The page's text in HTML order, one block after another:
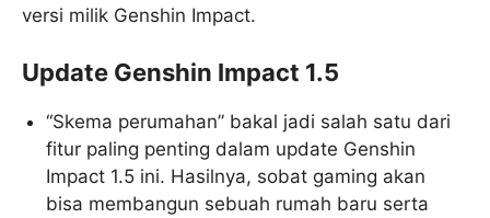
versi milik Genshin Impact.
Update Genshin Impact 1.5
“Skema perumahan” bakal jadi salah satu dari
fitur paling penting dalam update Genshin
Impact 1.5 ini. Hasilnya, sobat gaming akan
bisa membangun sebuah rumah baru serta